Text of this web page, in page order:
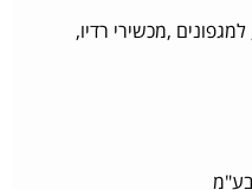
,מכשירי רדיו,